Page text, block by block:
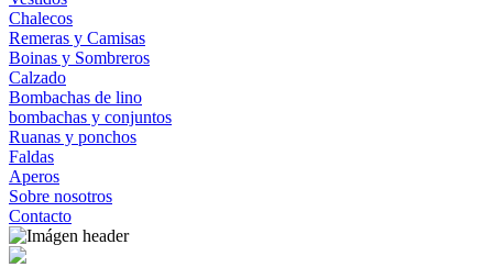
Chalecos
Remeras y Camisas
Boinas y Sombreros
Calzado
Bombachas de lino
bombachas y conjuntos
Ruanas y ponchos
Faldas
Aperos
Sobre nosotros
Contacto